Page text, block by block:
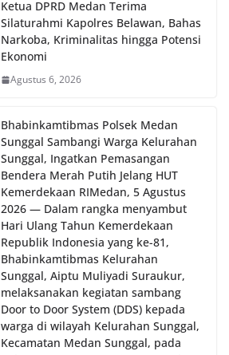
Ketua DPRD Medan Terima
Silaturahmi Kapolres Belawan, Bahas
Narkoba, Kriminalitas hingga Potensi
Ekonomi
Agustus 6, 2026
Bhabinkamtibmas Polsek Medan
Sunggal Sambangi Warga Kelurahan
Sunggal, Ingatkan Pemasangan
Bendera Merah Putih Jelang HUT
Kemerdekaan RI‎‎Medan, 5 Agustus
2026 — Dalam rangka menyambut
Hari Ulang Tahun Kemerdekaan
Republik Indonesia yang ke-81,
Bhabinkamtibmas Kelurahan
Sunggal, Aiptu Muliyadi Suraukur,
melaksanakan kegiatan sambang
Door to Door System (DDS) kepada
warga di wilayah Kelurahan Sunggal,
Kecamatan Medan Sunggal, pada